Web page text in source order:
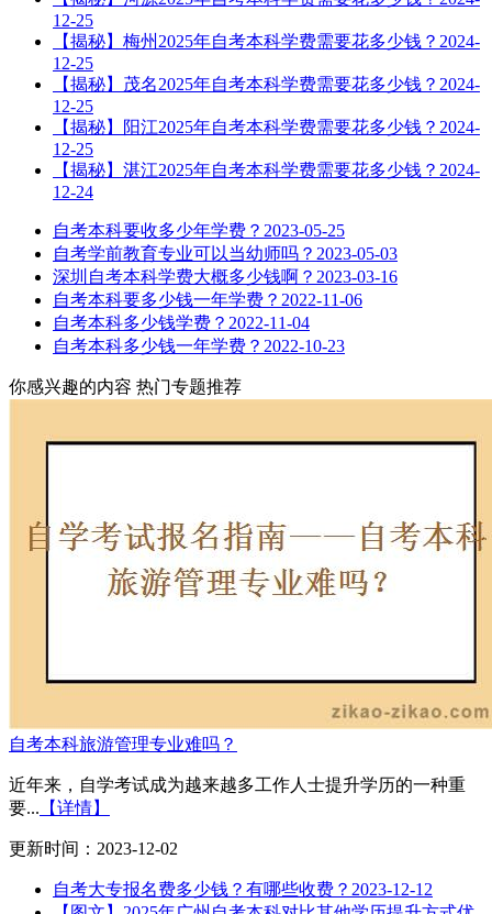
12-25
【揭秘】梅州2025年自考本科学费需要花多少钱？ 2024-
12-25
【揭秘】茂名2025年自考本科学费需要花多少钱？ 2024-
12-25
【揭秘】阳江2025年自考本科学费需要花多少钱？ 2024-
12-25
【揭秘】湛江2025年自考本科学费需要花多少钱？ 2024-
12-24
自考本科要收多少年学费？ 2023-05-25
自考学前教育专业可以当幼师吗？ 2023-05-03
深圳自考本科学费大概多少钱啊？ 2023-03-16
自考本科要多少钱一年学费？ 2022-11-06
自考本科多少钱学费？ 2022-11-04
自考本科多少钱一年学费？ 2022-10-23
你感兴趣的内容 热门专题推荐
自考本科旅游管理专业难吗？
近年来，自学考试成为越来越多工作人士提升学历的一种重
要... 【详情】
更新时间：2023-12-02
自考大专报名费多少钱？有哪些收费？ 2023-12-12